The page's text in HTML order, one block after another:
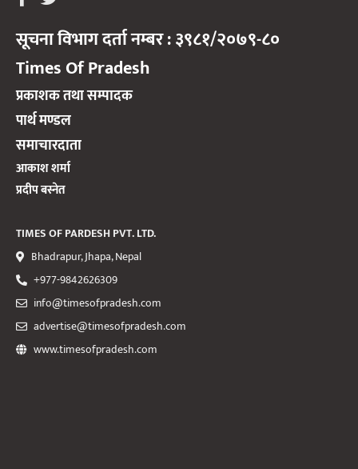
सूचना विभाग दर्ता नम्बर : ३९८१/२०७९-८०
Times Of Pradesh
प्रकाशक तथा सम्पादक
पार्थ मण्डल
समाचारदाता
आकाश शर्मा
प्रदीप बस्नेत
TIMES OF PARDESH PVT. LTD.
Bhadrapur, Jhapa, Nepal
+977-9842626309
info@timesofpradesh.com
advertise@timesofpradesh.com
www.timesofpradesh.com